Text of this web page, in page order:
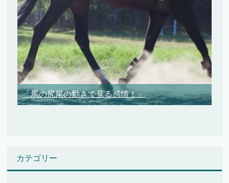
「馬の尻尾の動きで見る感情！」
カテゴリー